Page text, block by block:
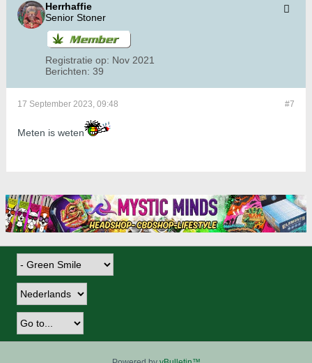
Herrhaffie
Senior Stoner
Registratie op: Nov 2021
Berichten: 39
#7
17 September 2023, 09:48
Meten is weten